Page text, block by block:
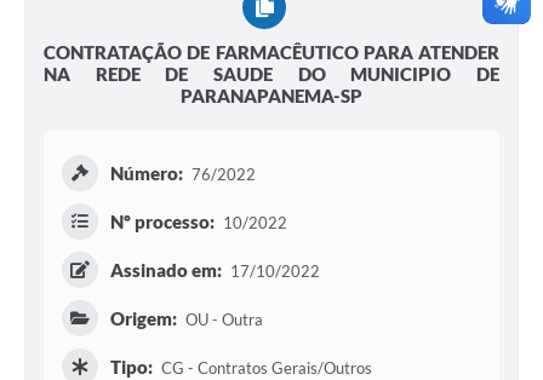
CONTRATAÇÃO DE FARMACÊUTICO PARA ATENDER
NA REDE DE SAUDE DO MUNICIPIO DE
PARANAPANEMA-SP
Número: 76/2022
Nº processo: 10/2022
Assinado em: 17/10/2022
Origem: OU - Outra
Tipo: CG - Contratos Gerais/Outros